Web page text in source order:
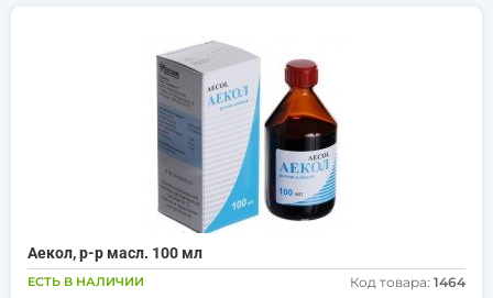
Аекол, р-р масл. 100 мл
ЕСТЬ В НАЛИЧИИ Код товара: 1464